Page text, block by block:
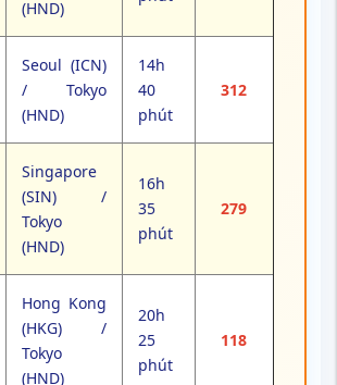
(HND)
Seoul (ICN)
/ Tokyo
(HND)
14h
40
phút
312
Singapore
(SIN) /
Tokyo
(HND)
16h
35
phút
279
Hong Kong
(HKG) /
Tokyo
(HND)
20h
25
phút
118